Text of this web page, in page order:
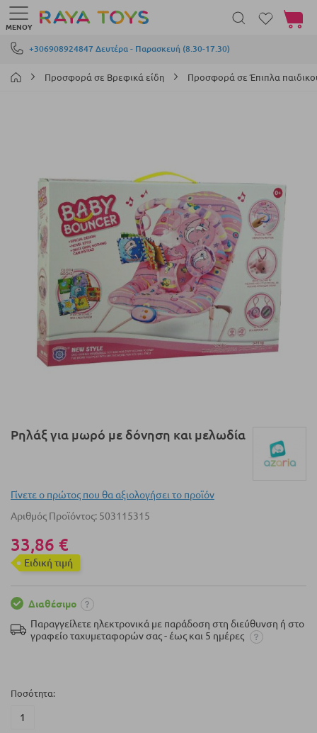
Μετάβαση στο περιεχόμενο
+306908924847 Δευτέρα - Παρασκευή (8.30-17.30)
ΜΕΝΟΎ
Το
Προσφορά σε Βρεφικά είδη Προσφορά σε Έπιπλα
συλλογής
εικόνων
Μετάβαση
συλλογής
Ρηλάξ για μωρό με δόνηση και μελωδία
Γίνετε ο πρώτος που θα αξιολογήσει το προϊόν
Αριθμός Προϊόντος 503115315
33,86 €
Eιδική τιμή
Διαθέσιμο
Παραγγείλετε ηλεκτρονικά με παράδοση στη διεύθυνση ή στο
γραφείο ταχυμεταφορών σας - έως και 5 ημέρες
Ποσότητα